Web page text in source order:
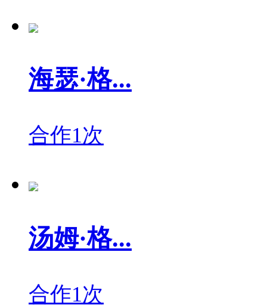
海瑟·格...
合作1次
汤姆·格...
合作1次